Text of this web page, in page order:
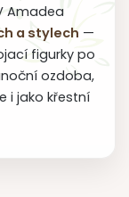
Amadea
a stylech —
figurky po
ozdoba,
i jako křestní